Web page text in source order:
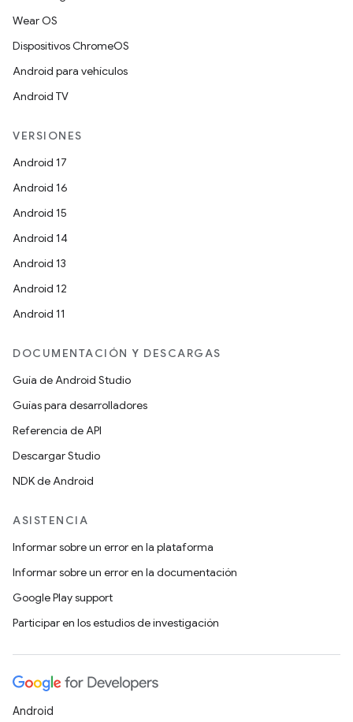
Wear OS
Dispositivos ChromeOS
Android para vehículos
Android TV
VERSIONES
Android 17
Android 16
Android 15
Android 14
Android 13
Android 12
Android 11
DOCUMENTACIÓN Y DESCARGAS
Guía de Android Studio
Guías para desarrolladores
Referencia de API
Descargar Studio
NDK de Android
ASISTENCIA
Informar sobre un error en la plataforma
Informar sobre un error en la documentación
Google Play support
Participar en los estudios de investigación
Android